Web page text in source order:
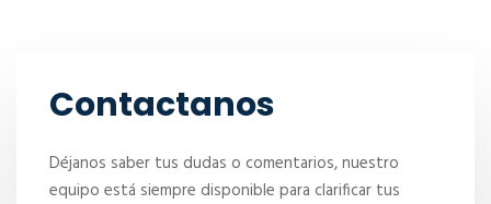
Contactanos
Déjanos saber tus dudas o comentarios, nuestro
equipo está siempre disponible para clarificar tus